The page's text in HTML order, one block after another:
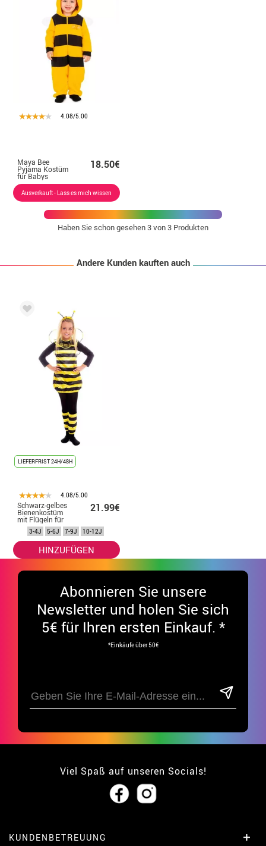
4.08/5.00
Maya Bee
Pyjama Kostüm
für Babys
18.50€
Ausverkauft - Lass es mich wissen
Haben Sie schon gesehen3von 3 Produkten
Andere Kunden kauften auch
LIEFERFRIST 24H/48H
4.08/5.00
Schwarz-gelbes
Bienenkostüm
mit Flügeln für
Mädchen
21.99€
3-4J 5-6J 7-9J 10-12J
HINZUFÜGEN
Abonnieren Sie unsere
Newsletter und holen Sie sich
5€ für Ihren ersten Einkauf. *
*Einkäufe über 50€
Viel Spaß auf unseren Socials!
KUNDENBETREUUNG